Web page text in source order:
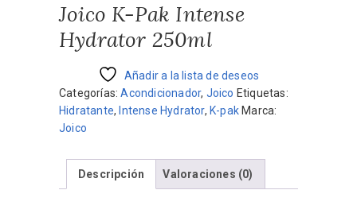
Joico K-Pak Intense
Hydrator 250ml
Añadir a la lista de deseos
Categorías:Acondicionador, Joico Etiquetas:
Hidratante, Intense Hydrator, K-pak Marca:
Joico
Descripción Valoraciones (0)